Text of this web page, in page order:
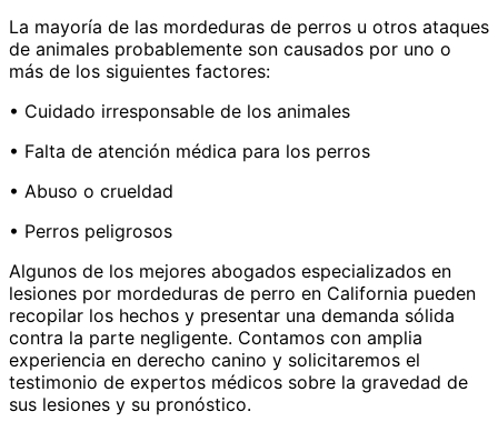
La mayoría de las mordeduras de perros u otros ataques
de animales probablemente son causados ​​por uno o
más de los siguientes factores:
• Cuidado irresponsable de los animales
• Falta de atención médica para los perros
• Abuso o crueldad
• Perros peligrosos
Algunos de los mejores abogados especializados en
lesiones por mordeduras de perro en California pueden
recopilar los hechos y presentar una demanda sólida
contra la parte negligente. Contamos con amplia
experiencia en derecho canino y solicitaremos el
testimonio de expertos médicos sobre la gravedad de
sus lesiones y su pronóstico.